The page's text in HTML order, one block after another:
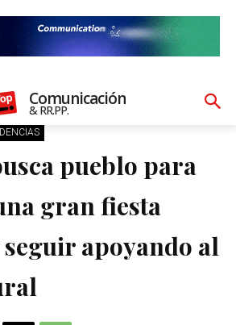
Comunicación
& RR.PP.
pueblo para
gran fiesta
apoyando al